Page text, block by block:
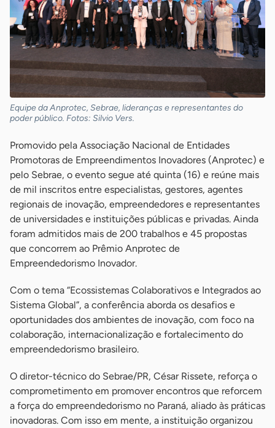
Equipe da Anprotec, Sebrae, lideranças e representantes do
poder público. Fotos: Silvio Vers.
Promovido pela Associação Nacional de Entidades
Promotoras de Empreendimentos Inovadores (Anprotec) e
pelo Sebrae, o evento segue até quinta (16) e reúne mais
de mil inscritos entre especialistas, gestores, agentes
regionais de inovação, empreendedores e representantes
de universidades e instituições públicas e privadas. Ainda
foram admitidos mais de 200 trabalhos e 45 propostas
que concorrem ao Prêmio Anprotec de
Empreendedorismo Inovador.
Com o tema “Ecossistemas Colaborativos e Integrados ao
Sistema Global”, a conferência aborda os desafios e
oportunidades dos ambientes de inovação, com foco na
colaboração, internacionalização e fortalecimento do
empreendedorismo brasileiro.
O diretor-técnico do Sebrae/PR, César Rissete, reforça o
comprometimento em promover encontros que reforcem
a força do empreendedorismo no Paraná, aliado às práticas
inovadoras. Com isso em mente, a instituição organizou